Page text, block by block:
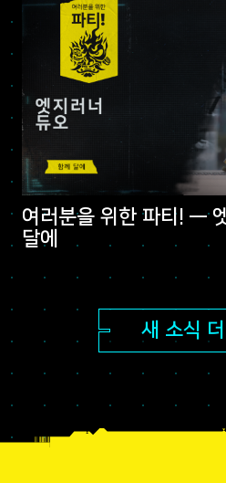
여러분을 위한 파티! —
달에
새 소식 더